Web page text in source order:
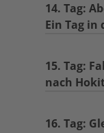
14. Tag:
Ein Tag in
15. Tag:
nach
16. Tag: